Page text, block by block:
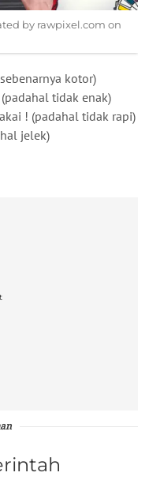
by rawpixel.com on
kotor)
tidak enak)
! (padahal tidak rapi)
jelek)